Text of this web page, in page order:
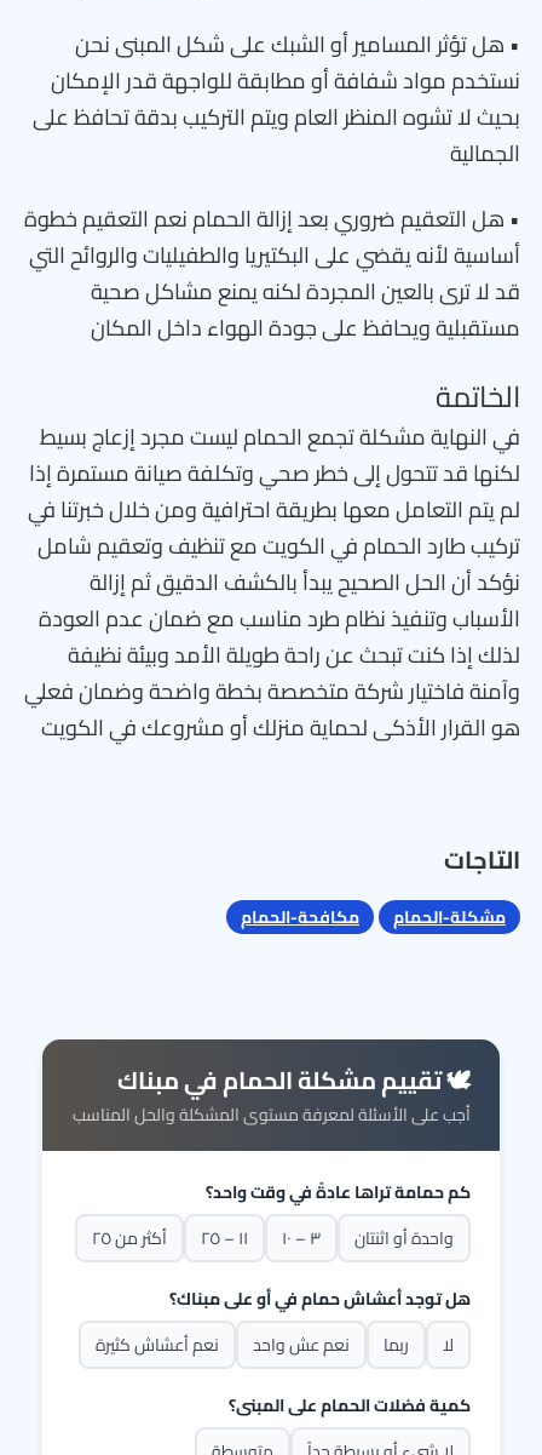
• هل تؤثر المسامير أو الشبك على شكل المبنى نحن
نستخدم مواد شفافة أو مطابقة للواجهة قدر الإمكان
بحيث لا تشوه المنظر العام ويتم التركيب بدقة تحافظ على
الجمالية
• هل التعقيم ضروري بعد إزالة الحمام نعم التعقيم خطوة
أساسية لأنه يقضي على البكتيريا والطفيليات والروائح التي
قد لا ترى بالعين المجردة لكنه يمنع مشاكل صحية
مستقبلية ويحافظ على جودة الهواء داخل المكان
الخاتمة
في النهاية مشكلة تجمع الحمام ليست مجرد إزعاج بسيط
لكنها قد تتحول إلى خطر صحي وتكلفة صيانة مستمرة إذا
لم يتم التعامل معها بطريقة احترافية ومن خلال خبرتنا في
تركيب طارد الحمام في الكويت مع تنظيف وتعقيم شامل
نؤكد أن الحل الصحيح يبدأ بالكشف الدقيق ثم إزالة
الأسباب وتنفيذ نظام طرد مناسب مع ضمان عدم العودة
لذلك إذا كنت تبحث عن راحة طويلة الأمد وبيئة نظيفة
وآمنة فاختيار شركة متخصصة بخطة واضحة وضمان فعلي
هو القرار الأذكى لحماية منزلك أو مشروعك في الكويت
التاجات
مشكلة-الحمام مكافحة-الحمام
🕊️ تقييم مشكلة الحمام في مبناك
أجب على الأسئلة لمعرفة مستوى المشكلة والحل المناسب
كم حمامة تراها عادةً في وقت واحد؟
واحدة أو اثنتان
٣ – ١٠ ١١ – ٢٥
أكثر من ٢٥
هل توجد أعشاش حمام في أو على مبناك؟
لا
ربما نعم عش واحد
نعم أعشاش كثيرة
كمية فضلات الحمام على المبنى؟